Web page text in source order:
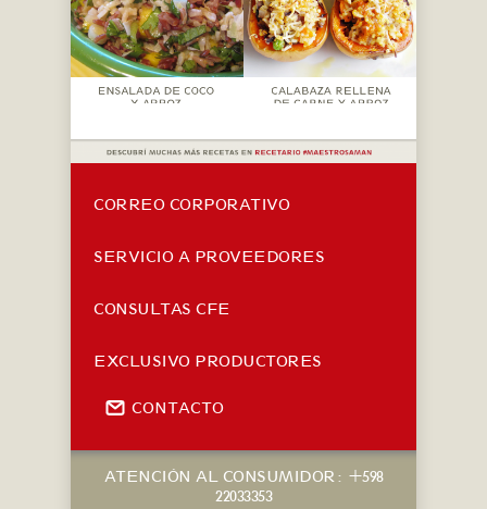
CORREO CORPORATIVO
SERVICIO A PROVEEDORES
CONSULTAS CFE
EXCLUSIVO PRODUCTORES
CONTACTO
ATENCIÓN AL CONSUMIDOR: +598
22033353